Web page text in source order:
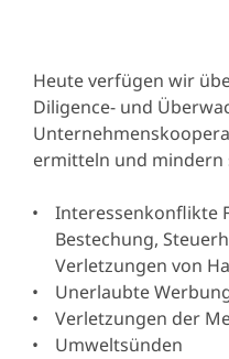
Heute verfügen wir
Diligence- und
ermitteln und mindern
Interessenkonflikte
Bestechung,
Verletzungen von
Unerlaubte
Verletzungen der
Umweltsünden